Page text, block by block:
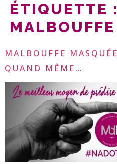
ÉTIQUETTE :
MALBOUFFE
MALBOUFFE
QUAND MÊME…